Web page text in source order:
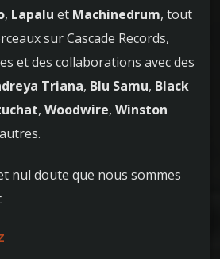
, Lapalu et Machinedrum, tout
sur Cascade Records,
et des collaborations avec des
Triana, Blu Samu, Black
, Woodwire, Winston
nul doute que nous sommes